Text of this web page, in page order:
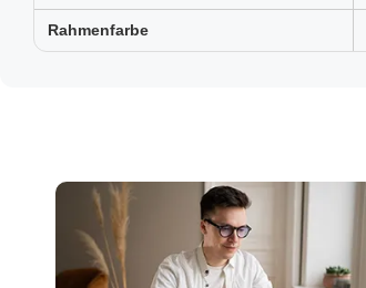
Rahmenfarbe